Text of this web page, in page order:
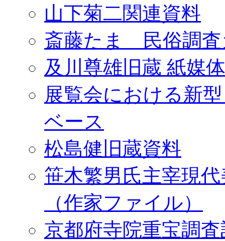
山下菊二関連資料
斎藤たま 民俗調査
及川尊雄旧蔵 紙媒
展覧会における新
ベース
松島健旧蔵資料
笹木繁男氏主宰現
（作家ファイル）
京都府寺院重宝調